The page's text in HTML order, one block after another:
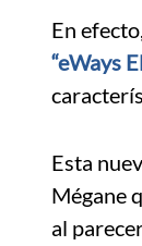
En
“eWays
Esta
Mégane
al